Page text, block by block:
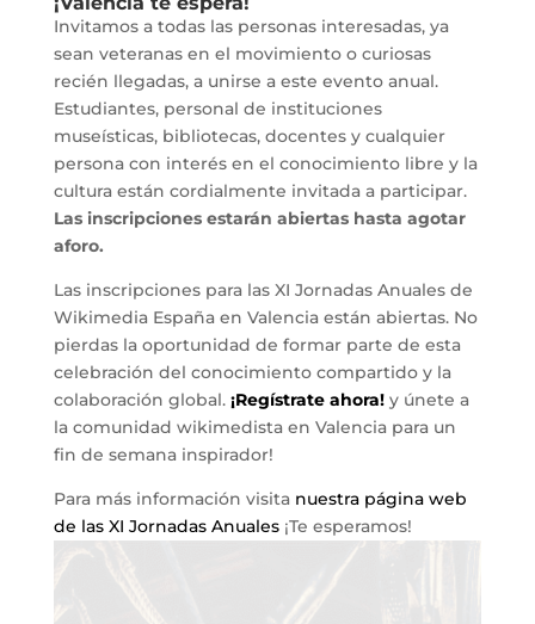
Invitamos a todas las personas interesadas, ya
sean veteranas en el movimiento o curiosas
recién llegadas, a unirse a este evento anual.
Estudiantes, personal de instituciones
museísticas, bibliotecas, docentes y cualquier
persona con interés en el conocimiento libre y la
cultura están cordialmente invitada a participar.
Las inscripciones estarán abiertas hasta agotar
aforo.
Las inscripciones para las XI Jornadas Anuales de
Wikimedia España en Valencia están abiertas. No
pierdas la oportunidad de formar parte de esta
celebración del conocimiento compartido y la
colaboración global. ¡Regístrate ahora! y únete a
la comunidad wikimedista en Valencia para un
fin de semana inspirador!
Para más información visita nuestra página web
de las XI Jornadas Anuales¡Te esperamos!